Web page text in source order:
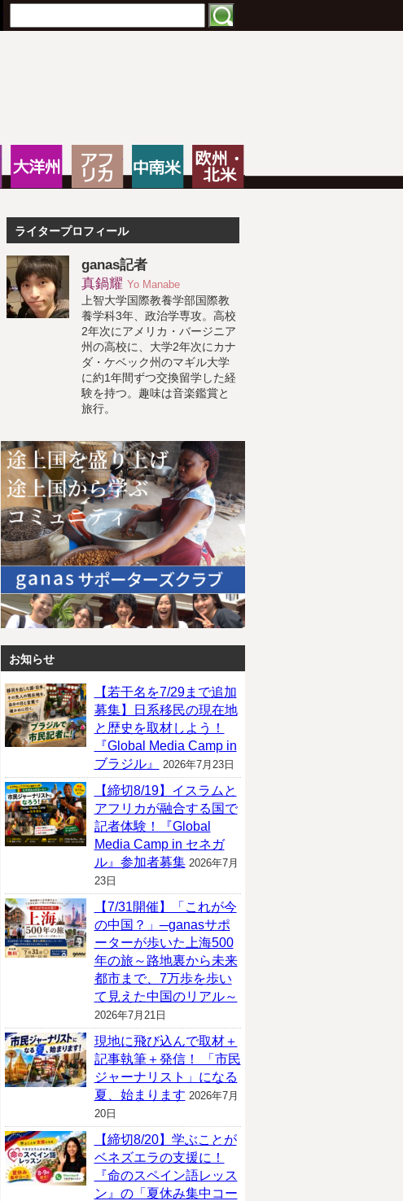
RSS
大洋州 中南米
ライタープロフィール
ganas記者
真鍋耀 Yo Manabe
上智大学国際教養学部国際教
養学科3年、政治学専攻。高校
2年次にアメリカ・バージニア
州の高校に、大学2年次にカナ
ダ・ケベック州のマギル大学
に約1年間ずつ交換留学した経
験を持つ。趣味は音楽鑑賞と
旅行。
お知らせ
【若干名を7/29まで追加
募集】日系移民の現在地
と歴史を取材しよう！
『Global Media Camp in
ブラジル』
2026年7月23日
【締切8/19】イスラムと
アフリカが融合する国で
記者体験！『Global
Media Camp in セネガ
ル』参加者募集 2026年7月
23日
【7/31開催】「これが今
の中国？」─ganasサポ
ーターが歩いた上海500
年の旅～路地裏から未来
都市まで、7万歩を歩い
て見えた中国のリアル～
2026年7月21日
現地に飛び込んで取材＋
記事執筆＋発信！ 「市民
ジャーナリスト」になる
夏、始まります 2026年7月
20日
【締切8/20】学ぶことが
ベネズエラの支援に！
『命のスペイン語レッス
ン』の「夏休み集中コー